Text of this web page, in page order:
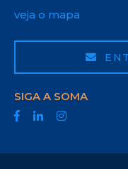
veja o mapa
SIGA A SOMA